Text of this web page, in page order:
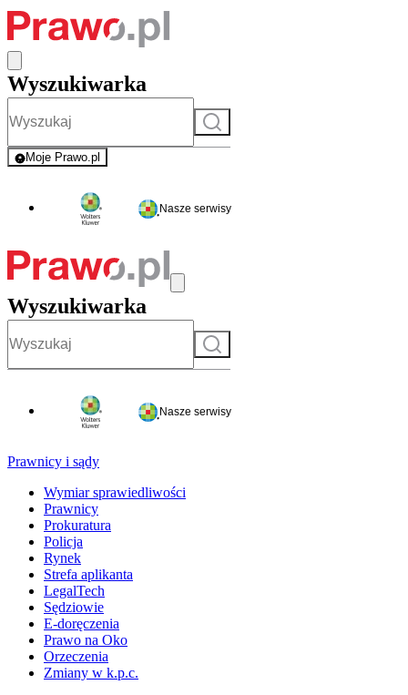
Wyszukiwarka
Szukaj
Moje Prawo.pl
- rejestracja i logowanie do serwisu
Nasze serwisy
Wyszukiwarka
Szukaj
Nasze serwisy
Prawnicy i sądy
Wymiar sprawiedliwości
Prawnicy
Prokuratura
Policja
Rynek
Strefa aplikanta
LegalTech
Sędziowie
E-doręczenia
Prawo na Oko
Orzeczenia
Zmiany w k.p.c.